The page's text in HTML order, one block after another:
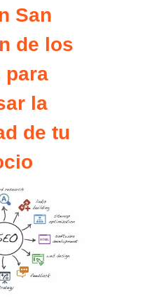
San
de los
para
la
de tu